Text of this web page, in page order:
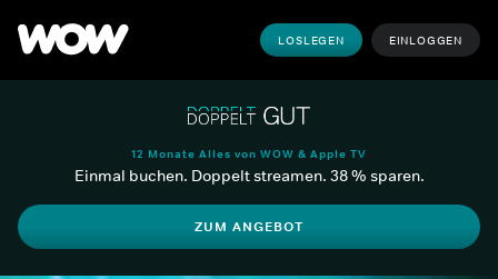
LOSLEGEN EINLOGGEN
12 Monate Alles von WOW & Apple TV
Einmal buchen. Doppelt streamen. 38 % sparen.
ZUM ANGEBOT